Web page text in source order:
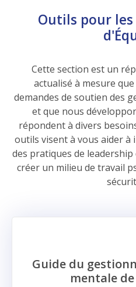
Outils pour les
Cette section est un
actualisé à mesure
demandes de soutien des
et que nous
répondent à divers
outils visent à vous aider
des pratiques de
créer un milieu de travail
Guide du
mentale